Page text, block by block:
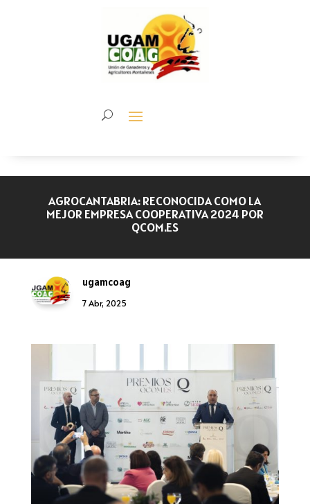
AGROCANTABRIA: RECONOCIDA COMO LA
MEJOR EMPRESA COOPERATIVA 2024 POR
QCOM.ES
ugamcoag
7 Abr, 2025